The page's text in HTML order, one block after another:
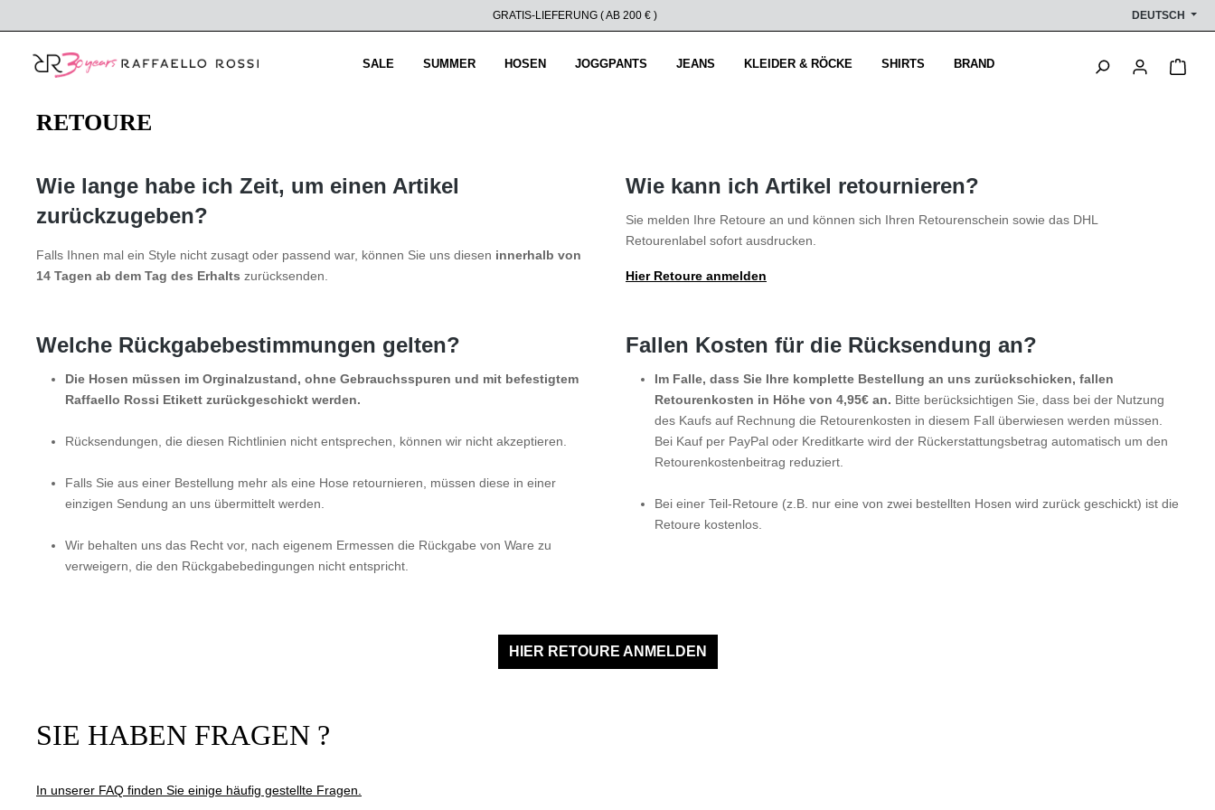
GRATIS-LIEFERUNG ( AB 200 € ) DEUTSCH
SALE SUMMER HOSEN JOGGPANTS JEANS KLEIDER & RÖCKE SHIRTS BRAND
RETOURE
Wie lange habe ich Zeit, um einen Artikel
zurückzugeben?
Falls Ihnen mal ein Style nicht zusagt oder passend war, können Sie uns diesen innerhalb von
14 Tagen ab dem Tag des Erhalts zurücksenden.
Wie kann ich Artikel retournieren?
Sie melden Ihre Retoure an und können sich Ihren Retourenschein sowie das DHL
Retourenlabel sofort ausdrucken.
Hier Retoure anmelden
Welche Rückgabebestimmungen gelten?
Die Hosen müssen im Orginalzustand, ohne Gebrauchsspuren und mit befestigtem
Raffaello Rossi Etikett zurückgeschickt werden.
Rücksendungen, die diesen Richtlinien nicht entsprechen, können wir nicht akzeptieren.
Falls Sie aus einer Bestellung mehr als eine Hose retournieren, müssen diese in einer
einzigen Sendung an uns übermittelt werden.
Wir behalten uns das Recht vor, nach eigenem Ermessen die Rückgabe von Ware zu
verweigern, die den Rückgabebedingungen nicht entspricht.
Fallen Kosten für die Rücksendung an?
Im Falle, dass Sie Ihre komplette Bestellung an uns zurückschicken, fallen
Retourenkosten in Höhe von 4,95€ an. Bitte berücksichtigen Sie, dass bei der Nutzung
des Kaufs auf Rechnung die Retourenkosten in diesem Fall überwiesen werden müssen.
Bei Kauf per PayPal oder Kreditkarte wird der Rückerstattungsbetrag automatisch um den
Retourenkostenbeitrag reduziert.
Bei einer Teil-Retoure (z.B. nur eine von zwei bestellten Hosen wird zurück geschickt) ist die
Retoure kostenlos.
HIER RETOURE ANMELDEN
SIE HABEN FRAGEN ?
In unserer FAQ finden Sie einige häufig gestellte Fragen.